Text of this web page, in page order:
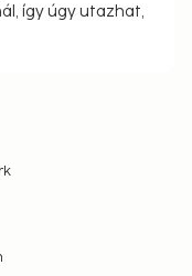
így úgy utazhat,